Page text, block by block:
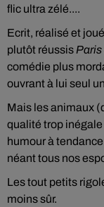
flic ultra zélé....
Ecrit, réalisé et
plutôt réussis Paris
comédie plus
ouvrant à lui seul
Mais les animaux
qualité trop inégale
humour à
néant tous nos
Les tout petits
moins sûr.